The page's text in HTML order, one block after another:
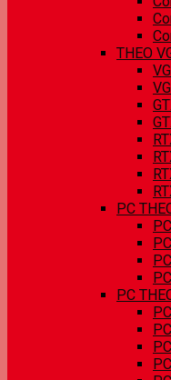
THEO
PC
PC